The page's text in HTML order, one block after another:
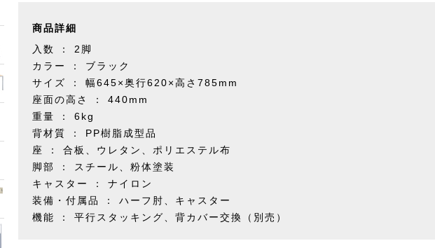
商品詳細
入数 ： 2脚
カラー ： ブラック
サイズ ： 幅645×奥行620×高さ785mm
座面の高さ ： 440mm
重量 ： 6kg
背材質 ： PP樹脂成型品
座 ： 合板、ウレタン、ポリエステル布
脚部 ： スチール、粉体塗装
キャスター ： ナイロン
装備・付属品 ： ハーフ肘、キャスター
機能 ： 平行スタッキング、背カバー交換（別売）